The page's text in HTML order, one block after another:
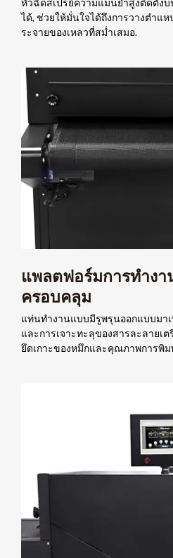
ได้, ช่วยให้มั่นใจได้ถึงการวางตำแ
ระจายของเหลวที่สม่ำเสมอ.
แพลตฟอร์มการทำงา
ครอบคลุม
แท่นทำงานแบบมีรูพรุนออกแบบมา
และการเจาะทะลุของสารละลายเ
ยึดเกาะของหมึกและคุณภาพการพิม